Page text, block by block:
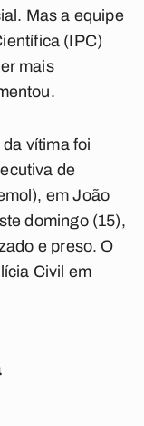
Mas a equipe
(IPC)
mais
vítima foi
de
em João
domingo (15),
e preso. O
Civil em